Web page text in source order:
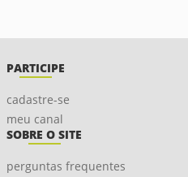
PARTICIPE
cadastre-se
meu canal
SOBRE O SITE
perguntas frequentes